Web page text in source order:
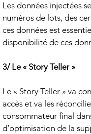
Les données injectées
numéros de lots, des
ces données est
disponibilité de ces
3/ Le « Story Teller »
Le « Story Teller » va
accès et va les
consommateur final
d’optimisation de la